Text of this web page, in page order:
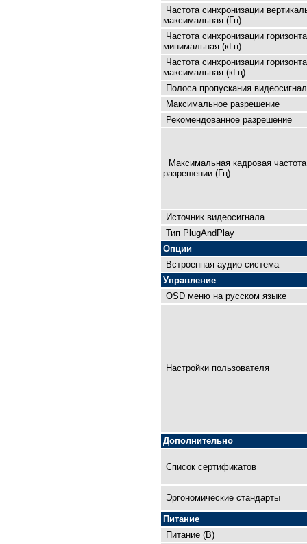
Частота синхронизации
максимальная (Гц)
Частота синхронизации
минимальная (кГц)
Частота синхронизации
максимальная (кГц)
Полоса пропускания
Максимальное разрешение
Рекомендованное разрешение
Максимальная кадровая
разрешении (Гц)
Источник видеосигнала
Тип PlugAndPlay
Опции
Встроенная аудио система
Управление
OSD меню на русском языке
Настройки пользователя
Дополнительно
Список сертификатов
Эргономические стандарты
Питание
Питание (В)